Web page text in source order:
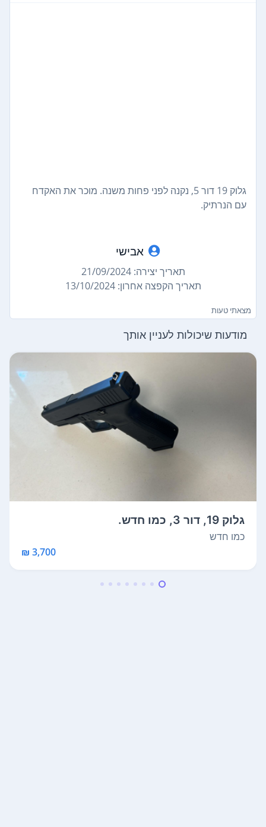
גלוק 19 דור 5, נקנה לפני פחות משנה. מוכר את האקדח
עם הנרתיק.
אבישי
תאריך יצירה: 21/09/2024
תאריך הקפצה אחרון: 13/10/2024
מצאתי טעות
מודעות שיכולות לעניין אותך
גלוק 19, דור 3, כמו חדש.
כמו חדש
3,700 ₪